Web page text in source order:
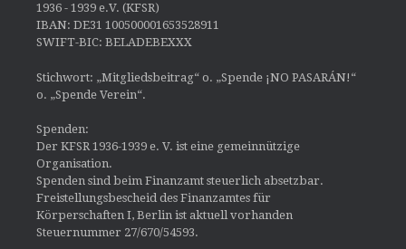
1936 - 1939 e.V. (KFSR)
IBAN: DE31 100500001653528911
SWIFT-BIC: BELADEBEXXX
Stichwort: „Mitgliedsbeitrag“ o. „Spende ¡NO PASARÁN!“
o. „Spende Verein“.
Spenden:
Der KFSR 1936-1939 e. V. ist eine gemeinnützige
Organisation.
Spenden sind beim Finanzamt steuerlich absetzbar.
Freistellungsbescheid des Finanzamtes für
Körperschaften I, Berlin ist aktuell vorhanden
Steuernummer 27/670/54593.